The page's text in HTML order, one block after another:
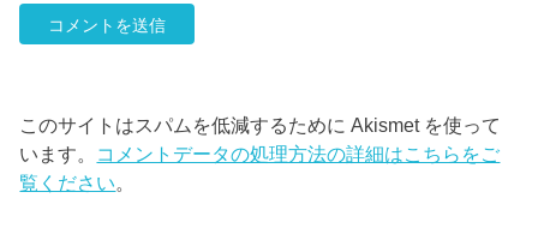
このサイトはスパムを低減するために Akismet を使って
います。 コメントデータの処理方法の詳細はこちらをご
覧ください。